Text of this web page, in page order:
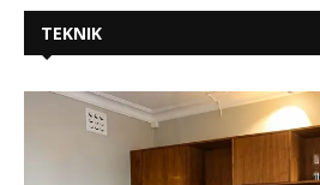
TEKNIK